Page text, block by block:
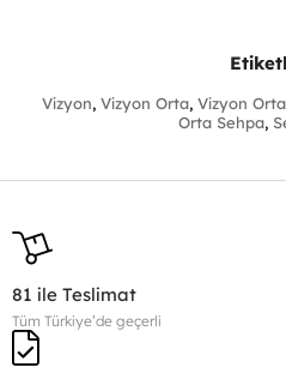
Vizyon, Vizyon Orta, Vizyon
Orta Sehpa,
81 ile Teslimat
Tüm Türkiye’de geçerli